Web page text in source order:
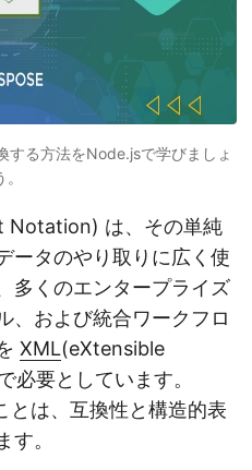
る方法をNode.jsで学びましょ
。
Notation) は、その単純
ータのやり取りに広く使
多くのエンタープライズ
、および統合ワークフロ
XML(eXtensible
要としています。
とは、互換性と構造的表
。